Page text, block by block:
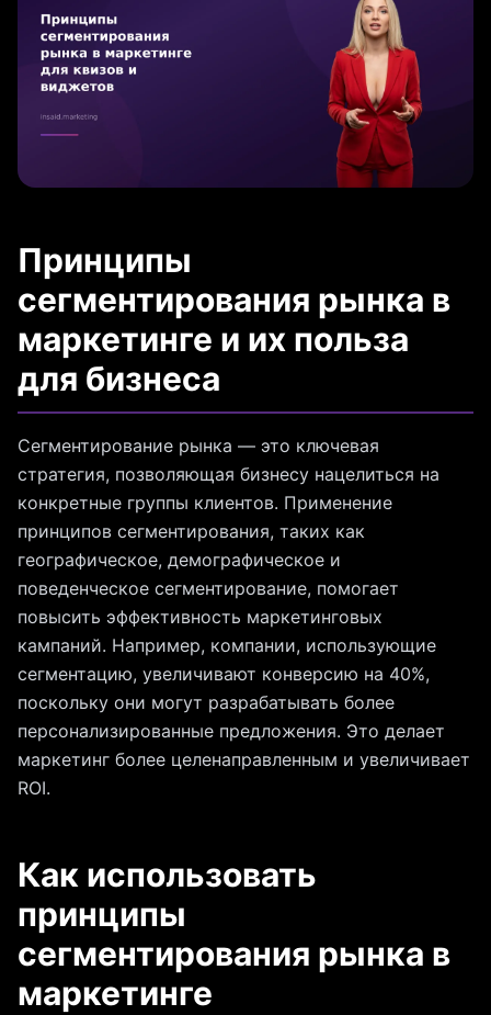
Принципы
сегментирования рынка в
маркетинге и их польза
для бизнеса
Сегментирование рынка — это ключевая
стратегия, позволяющая бизнесу нацелиться на
конкретные группы клиентов. Применение
принципов сегментирования, таких как
географическое, демографическое и
поведенческое сегментирование, помогает
повысить эффективность маркетинговых
кампаний. Например, компании, использующие
сегментацию, увеличивают конверсию на 40%,
поскольку они могут разрабатывать более
персонализированные предложения. Это делает
маркетинг более целенаправленным и увеличивает
ROI.
Как использовать
принципы
сегментирования рынка в
маркетинге